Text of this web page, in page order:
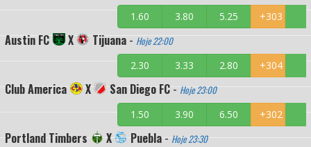
1.60 3.80 5.25 +303
Austin FC X Tijuana - Hoje 22:00
2.30 3.33 2.80 +304
Club America X San Diego FC - Hoje 23:00
1.50 3.90 6.50 +302
Portland Timbers X Puebla - Hoje 23:30